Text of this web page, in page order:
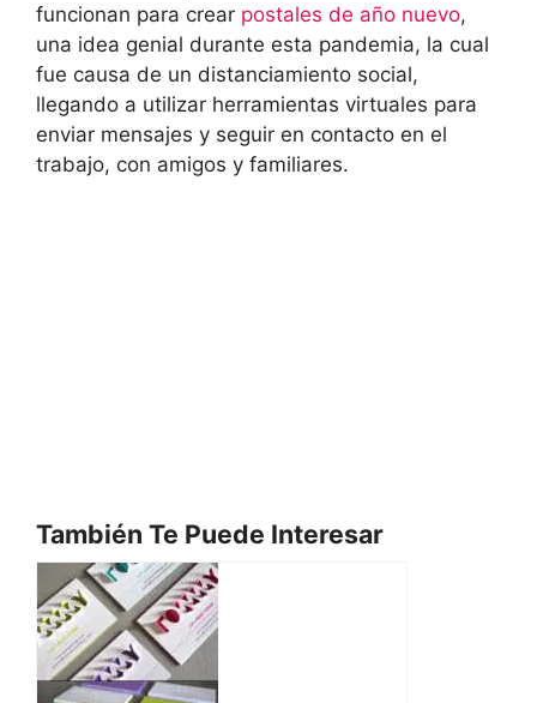
funcionan para crear postales de año nuevo,
una idea genial durante esta pandemia, la cual
fue causa de un distanciamiento social,
llegando a utilizar herramientas virtuales para
enviar mensajes y seguir en contacto en el
trabajo, con amigos y familiares.
También Te Puede Interesar